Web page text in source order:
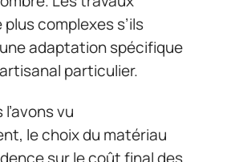
complexes s’ils
adaptation spécifique
particulier.
vu
le choix du matériau